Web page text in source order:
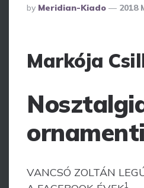
Posted
By
By Meridian-Kiado 2018
Markója
VANCSÓ ZOLTÁN
1